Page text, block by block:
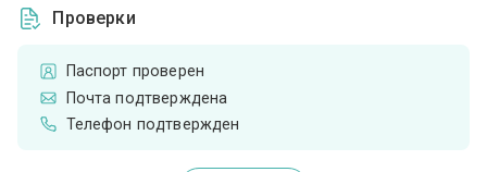
Проверки
Паспорт проверен
Почта подтверждена
Телефон подтвержден